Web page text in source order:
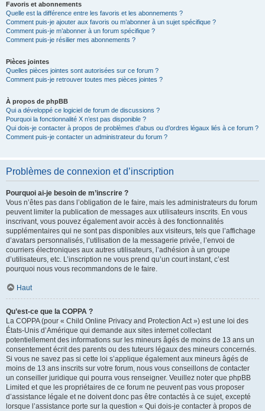
Favoris et abonnements
Quelle est la différence entre les favoris et les abonnements ?
Comment puis-je ajouter aux favoris ou m’abonner à un sujet spécifique ?
Comment puis-je m’abonner à un forum spécifique ?
Comment puis-je résilier mes abonnements ?
Pièces jointes
Quelles pièces jointes sont autorisées sur ce forum ?
Comment puis-je retrouver toutes mes pièces jointes ?
À propos de phpBB
Qui a développé ce logiciel de forum de discussions ?
Pourquoi la fonctionnalité X n’est pas disponible ?
Qui dois-je contacter à propos de problèmes d’abus ou d’ordres légaux liés à ce forum ?
Comment puis-je contacter un administrateur du forum ?
Problèmes de connexion et d’inscription
Pourquoi ai-je besoin de m’inscrire ?
Vous n’êtes pas dans l’obligation de le faire, mais les administrateurs du forum
peuvent limiter la publication de messages aux utilisateurs inscrits. En vous
inscrivant, vous pouvez également avoir accès à des fonctionnalités
supplémentaires qui ne sont pas disponibles aux visiteurs, tels que l’affichage
d’avatars personnalisés, l’utilisation de la messagerie privée, l’envoi de
courriers électroniques aux autres utilisateurs, l’adhésion à un groupe
d’utilisateurs, etc. L’inscription ne vous prend qu’un court instant, c’est
pourquoi nous vous recommandons de le faire.
Haut
Qu’est-ce que la COPPA ?
La COPPA (pour « Child Online Privacy and Protection Act ») est une loi des
États-Unis d’Amérique qui demande aux sites internet collectant
potentiellement des informations sur les mineurs âgés de moins de 13 ans un
consentement écrit des parents ou des tuteurs légaux des mineurs concernés.
Si vous ne savez pas si cette loi s’applique également aux mineurs âgés de
moins de 13 ans inscrits sur votre forum, nous vous conseillons de contacter
un conseiller juridique qui pourra vous renseigner. Veuillez noter que phpBB
Limited et que les propriétaires de ce forum ne peuvent pas vous proposer
d’assistance légale et ne doivent donc pas être contactés à ce sujet, excepté
lorsque l’assistance porte sur la question « Qui dois-je contacter à propos de